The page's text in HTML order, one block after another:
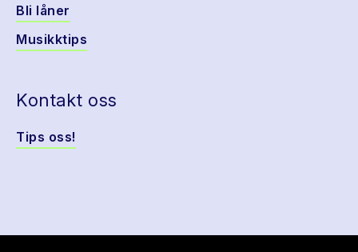
Bli låner
Musikktips
Kontakt oss
Tips oss!